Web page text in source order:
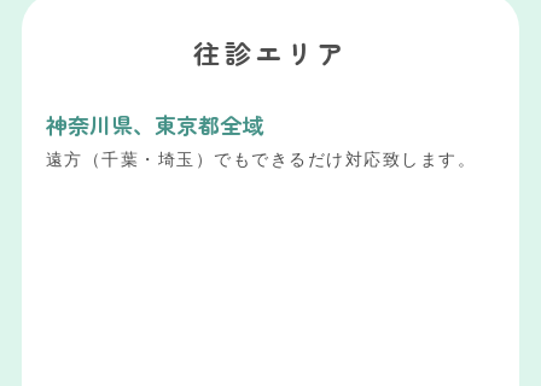
往診エリア
神奈川県、東京都全域
遠方（千葉・埼玉）でもできるだけ対応致します。